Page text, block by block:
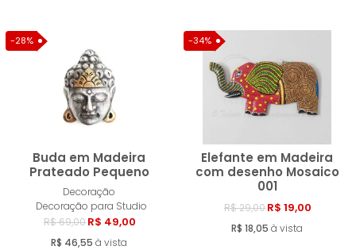
-28%
Buda em Madeira
Prateado Pequeno
Decoração
Decoração para Studio
R$ 69,00R$ 49,00
R$ 46,55 à vista
Comprar
-34%
Elefante em Madeira
com desenho Mosaico
001
R$ 29,00R$ 19,00
R$ 18,05 à vista